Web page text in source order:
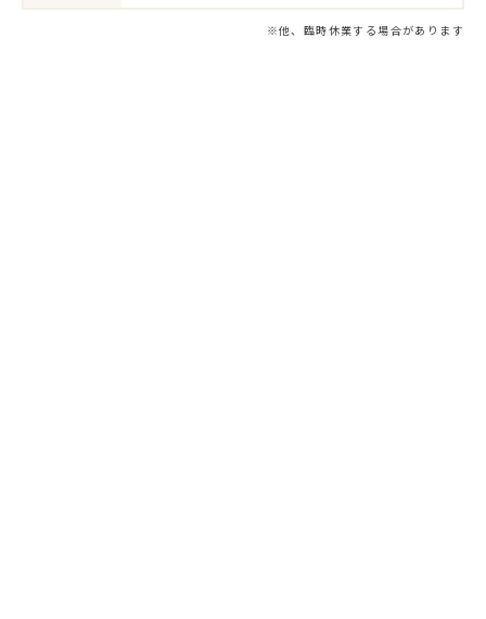
※他、臨時休業する場合があります